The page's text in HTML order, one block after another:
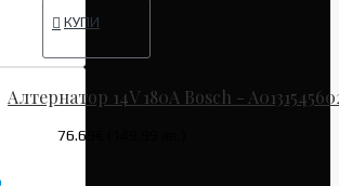
КУПИ
Алтернатор 14V 180A Bosch -
76.69€ (149.99 лв.)